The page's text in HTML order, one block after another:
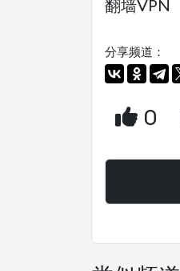
翻墙VPN
分享频道：
0